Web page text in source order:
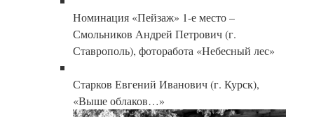
Номинация «Пейзаж» 1-е место –
Смольников Андрей Петрович (г.
Ставрополь), фоторабота «Небесный лес»
Старков Евгений Иванович (г. Курск),
«Выше облаков…»